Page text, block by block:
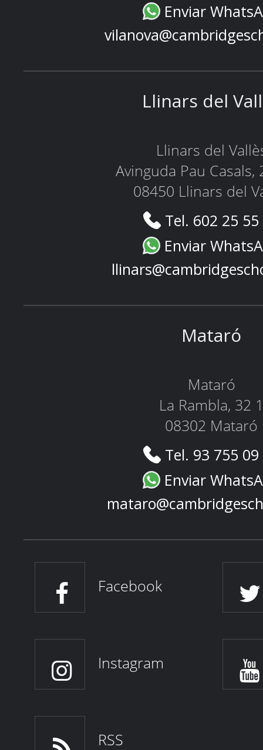
Enviar
Llinars del
Llinars del
Avinguda Pau Casals,
08450 Llinars del
Tel. 602 25
Enviar
Mataró
Mataró
La Rambla, 32 1
08302 Mataró
Tel. 93 755
Enviar
Facebook
Instagram
RSS